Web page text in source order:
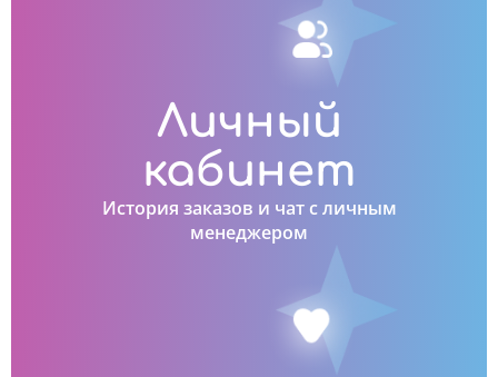
Личный
кабинет
История заказов и чат с личным
менеджером